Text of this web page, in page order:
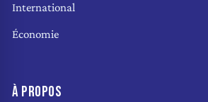
International
Économie
À PROPOS